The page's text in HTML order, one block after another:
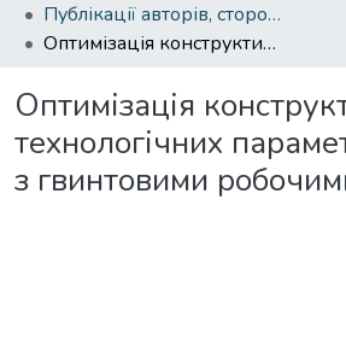
Публікації авторів, сторонніх університету
Оптимізація конструктивних та технологічних параметрів борони з гвинтовими робочими органами
Оптимізація
технологічних
з гвинтовими